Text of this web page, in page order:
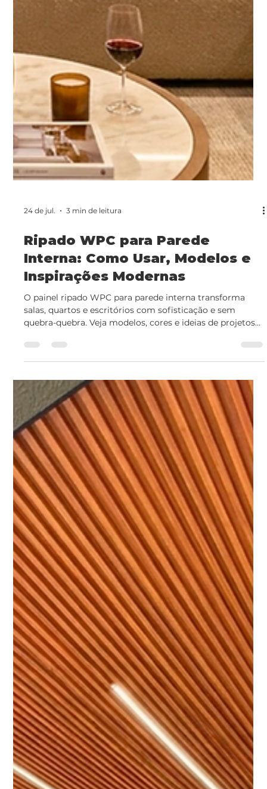
24 de jul. 3 min de leitura
Ripado WPC para Parede
Interna: Como Usar, Modelos e
Inspirações Modernas
O painel ripado WPC para parede interna transforma
salas, quartos e escritórios com sofisticação e sem
quebra-quebra. Veja modelos, cores e ideias de projetos
Wallboard.